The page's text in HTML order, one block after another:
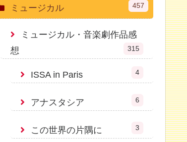
ミュージカル 457
ミュージカル・音楽劇作品感
想
315
ISSA in Paris 4
アナスタシア 6
この世界の片隅に 3